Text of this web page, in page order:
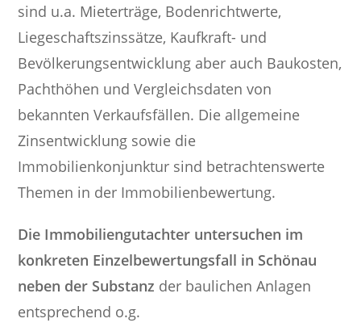
sind u.a. Mieterträge, Bodenrichtwerte,
Liegeschaftszinssätze, Kaufkraft- und
Bevölkerungsentwicklung aber auch Baukosten,
Pachthöhen und Vergleichsdaten von
bekannten Verkaufsfällen. Die allgemeine
Zinsentwicklung sowie die
Immobilienkonjunktur sind betrachtenswerte
Themen in der Immobilienbewertung.
Die Immobiliengutachter untersuchen im
konkreten Einzelbewertungsfall in Schönau
neben der Substanz der baulichen Anlagen
entsprechend o.g.